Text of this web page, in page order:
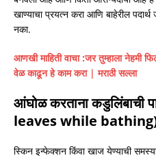
खाण्याचा प्रयत्न करा आणि बाहेरील
नका.
आणखी माहिती वाचा :जर तुम्हाला नेहमी
वेळ काढून हे काम करा | मराठी सल्ला
आंघोळ करताना कडुलिंबाची
leaves while
स्किन इन्फेक्शन किंवा खाज येण्याची